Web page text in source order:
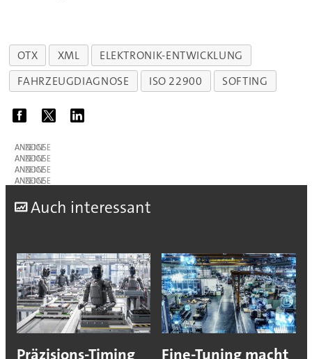
OTX XML
ELEKTRONIK-ENTWICKLUNG
FAHRZEUGDIAGNOSE
ISO 22900 SOFTING
ANZEIGE
ANZEIGE
ANZEIGE
ANZEIGE
Auch interessant
Präzisions-Timing Fine-Tuning macht